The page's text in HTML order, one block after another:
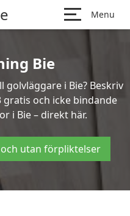
Menu
Bie
i Bie? Beskriv
och icke bindande
i Bie – direkt här.
utan förpliktelser